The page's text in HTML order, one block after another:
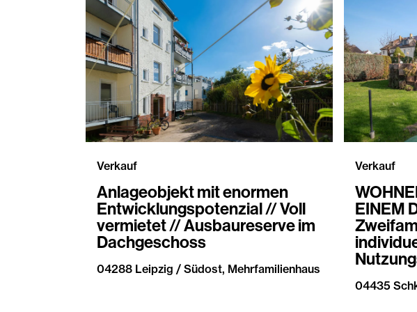
Verkauf
Anlageobjekt mit enormen
Entwicklungspotenzial // Voll
vermietet // Ausbaureserve im
Dachgeschoss
04288 Leipzig / Südost, Mehrfamilienhaus
Verkauf
EINEM
04435